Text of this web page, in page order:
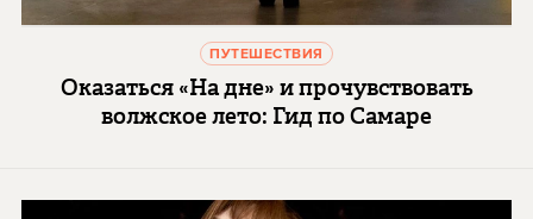
ПУТЕШЕСТВИЯ
Оказаться «На дне» и прочувствовать
волжское лето: Гид по Самаре